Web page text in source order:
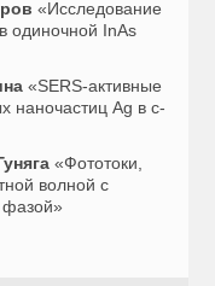
«Исследование
одиночной InAs
«SERS-активные
наночастиц Ag в с-
«Фототоки,
волной с
фазой»